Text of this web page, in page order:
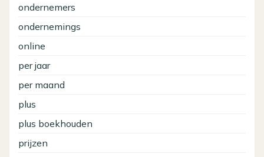
ondernemers
ondernemings
online
per jaar
per maand
plus
plus boekhouden
prijzen